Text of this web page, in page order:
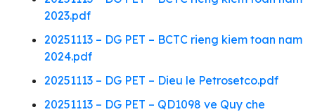
2023.pdf
20251113 – DG PET – BCTC rieng kiem toan nam
2024.pdf
20251113 – DG PET – Dieu le Petrosetco.pdf
20251113 – DG PET – QD1098 ve Quy che